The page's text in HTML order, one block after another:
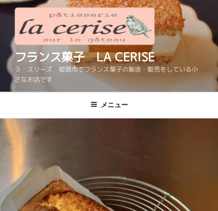
コ
へ
フランス菓子 LA CERISE
ラ・スリーズ 姫路市でフランス菓子の製造・販売をしている小
さなお店です
メニュー